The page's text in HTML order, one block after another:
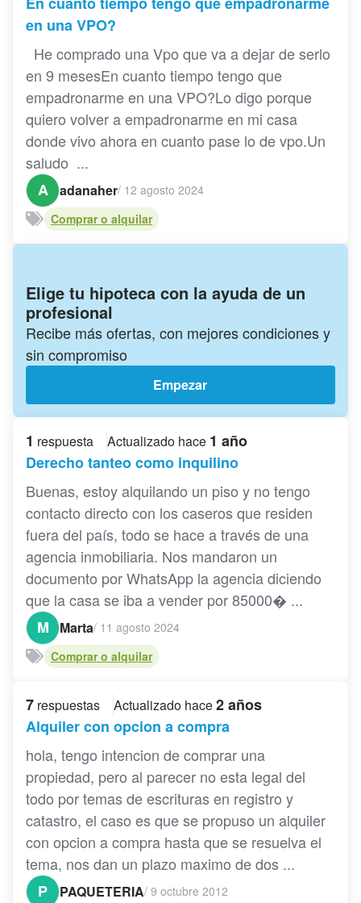
en una VPO?
He comprado una Vpo que va a dejar de serlo
en 9 mesesEn cuanto tiempo tengo que
empadronarme en una VPO?Lo digo porque
quiero volver a empadronarme en mi casa
donde vivo ahora en cuanto pase lo de vpo.Un
saludo ...
A
adanaher/ 12 agosto 2024
Comprar o alquilar
Elige tu hipoteca con la ayuda de un
profesional
Recibe más ofertas, con mejores condiciones y
sin compromiso
Empezar
1 respuesta Actualizado hace 1 año
Derecho tanteo como inquilino
Buenas, estoy alquilando un piso y no tengo
contacto directo con los caseros que residen
fuera del país, todo se hace a través de una
agencia inmobiliaria. Nos mandaron un
documento por WhatsApp la agencia diciendo
que la casa se iba a vender por 85000� ...
M
Marta/ 11 agosto 2024
Comprar o alquilar
7 respuestas Actualizado hace2 años
Alquiler con opcion a compra
hola, tengo intencion de comprar una
propiedad, pero al parecer no esta legal del
todo por temas de escrituras en registro y
catastro, el caso es que se propuso un alquiler
con opcion a compra hasta que se resuelva el
tema, nos dan un plazo maximo de dos ...
P
PAQUETERIA/ 9 octubre 2012